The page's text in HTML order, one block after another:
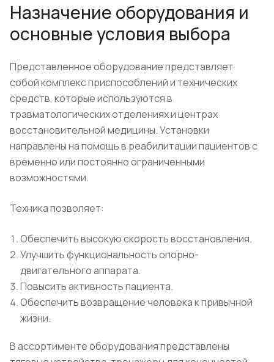
Назначение оборудования и
основные условия выбора
Представленное оборудование представляет
собой комплекс приспособлений и технических
средств, которые используются в
травматологических отделениях и центрах
восстановительной медицины. Установки
направлены на помощь в реабилитации пациентов с
временно или постоянно ограниченными
возможностями.
Техника позволяет:
Обеспечить высокую скорость восстановления.
Улучшить функциональность опорно-
двигательного аппарата.
Повысить активность пациента.
Обеспечить возвращение человека к привычной
жизни.
В ассортименте оборудования представлены